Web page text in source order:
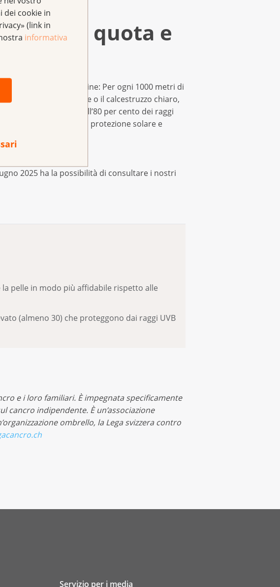
dei cookie in
(link in
informativain quota e
dell’altitudine: Per ogni 1000 metri di
come l’acqua, la neve o il calcestruzzo chiaro,
è nuvoloso, fino all’80 per cento dei raggi
UV, pianificare la protezione solare e
2025 ha la possibilità di consultare i nostri
pelle in modo più affidabile rispetto alle
(almeno 30) che proteggono dai raggi UVB
e i loro familiari. È impegnata specificamente
cancro indipendente. È un’associazione
ombrello, la Lega svizzera contro
Servizio per i media